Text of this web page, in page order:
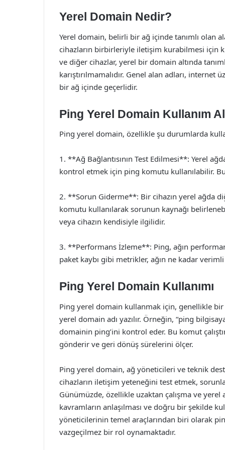
Yerel Domain Nedir?
Yerel domain, belirli bir ağ içinde tanımlı olan
cihazların birbirleriyle iletişim kurabilmesi için
ve diğer cihazlar, yerel bir domain altında
karıştırılmamalıdır. Genel alan adları,
bir ağ içinde geçerlidir.
Ping Yerel Domain Kullanım
Ping yerel domain, özellikle şu durumlarda
1. **Ağ Bağlantısının Test Edilmesi**: Yerel
kontrol etmek için ping komutu kullanılabilir.
2. **Sorun Giderme**: Bir cihazın yerel ağda
komutu kullanılarak sorunun kaynağı
veya cihazın kendisiyle ilgilidir.
3. **Performans İzleme**: Ping, ağın
paket kaybı gibi metrikler, ağın ne kadar verimli
Ping Yerel Domain Kullanımı
Ping yerel domain kullanmak için, genellikle
yerel domain adı yazılır. Örneğin, “ping
domainin ping’ini kontrol eder. Bu komut
gönderir ve geri dönüş sürelerini ölçer.
Ping yerel domain, ağ yöneticileri ve teknik
cihazların iletişim yeteneğini test etmek,
Günümüzde, özellikle uzaktan çalışma ve
kavramların anlaşılması ve doğru bir şekilde
yöneticilerinin temel araçlarından biri olarak
vazgeçilmez bir rol oynamaktadır.